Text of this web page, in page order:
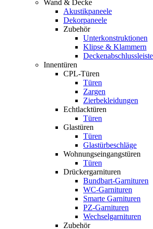
Wand & Decke
Akustikpaneele
Dekorpaneele
Zubehör
Unterkonstruktionen
Klipse & Klammern
Innentüren
CPL-Türen
Türen
Zargen
Zierbekleidungen
Echtlacktüren
Türen
Glastüren
Türen
Glastürbeschläge
Wohnungseingangstüren
Türen
Drückergarnituren
Bundbart-Garnituren
WC-Garnituren
Smarte Garnituren
PZ-Garnituren
Wechselgarnituren
Zubehör